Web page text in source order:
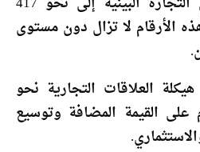
الأرقام لا تزال دون مستوى
العلاقات التجارية نحو
على القيمة المضافة وتوسيع